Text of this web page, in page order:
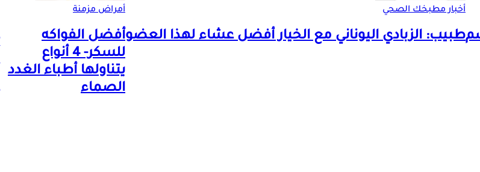
أخبار مطبخك الصحي
طبيب: الزبادي اليوناني مع الخيار أفضل عشاء لهذا العضو
أمراض مزمنة
أفضل الفواكه
للسكر- 4 أنواع
يتناولها أطباء الغدد
الصماء